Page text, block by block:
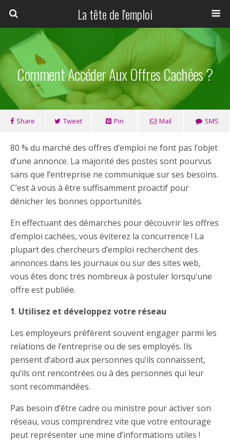
La tête de l'emploi
Comment Accéder Aux Offres Cachées ?
Share Tweet Pin Mail SMS
80 % du marché des offres d’emploi ne font pas l’objet
d’une annonce. La majorité des postes sont pourvus
sans que l’entreprise ne communique sur ses besoins.
C’est à vous à être suffisamment proactif pour
dénicher les bonnes opportunités.
En effectuant des démarches pour découvrir les offres
d’emploi cachées, vous éviterez la concurrence ! La
plupart des chercheurs d’emploi recherchent des
annonces dans les journaux ou sur des sites web,
vous êtes donc très nombreux à postuler lorsqu’une
offre est publiée.
1. Utilisez et développez votre réseau
Les employeurs préfèrent souvent engager parmi les
relations de l’entreprise ou de ses employés. Ils
pensent d’abord aux personnes qu’ils connaissent,
qu’ils ont rencontrées ou à des personnes qui leur
sont recommandées.
Pas besoin d’être cadre ou ministre pour activer son
réseau, vous comprendrez vite que votre entourage
peut représenter une mine d’informations utiles !